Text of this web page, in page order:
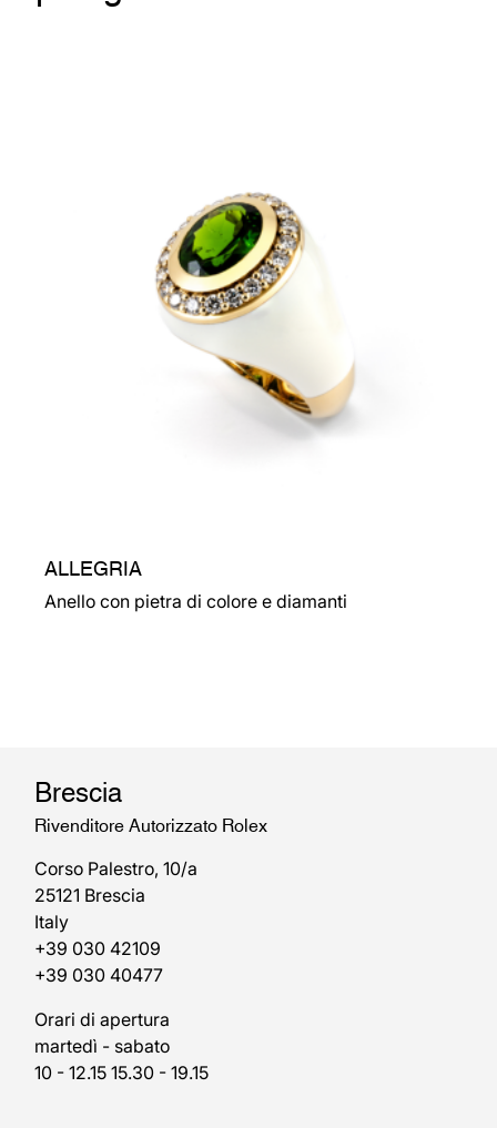
ALLEGRIA
Anello con pietra di colore e diamanti
Brescia
Rivenditore Autorizzato Rolex
Corso Palestro, 10/a
25121 Brescia
Italy
+39 030 42109
+39 030 40477
Orari di apertura
martedì - sabato
10 - 12.15 15.30 - 19.15